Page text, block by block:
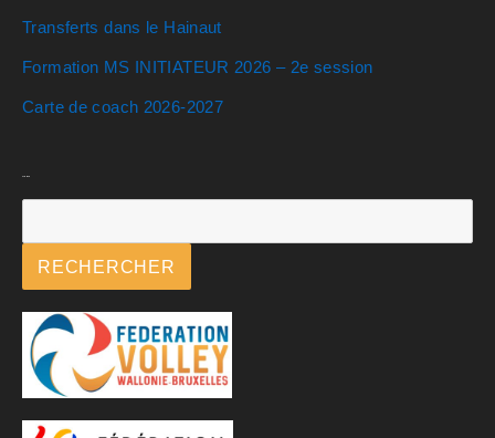
Transferts dans le Hainaut
Formation MS INITIATEUR 2026 – 2e session
Carte de coach 2026-2027
RECHERCHER